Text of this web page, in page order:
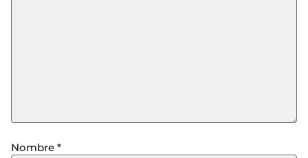
Nombre *